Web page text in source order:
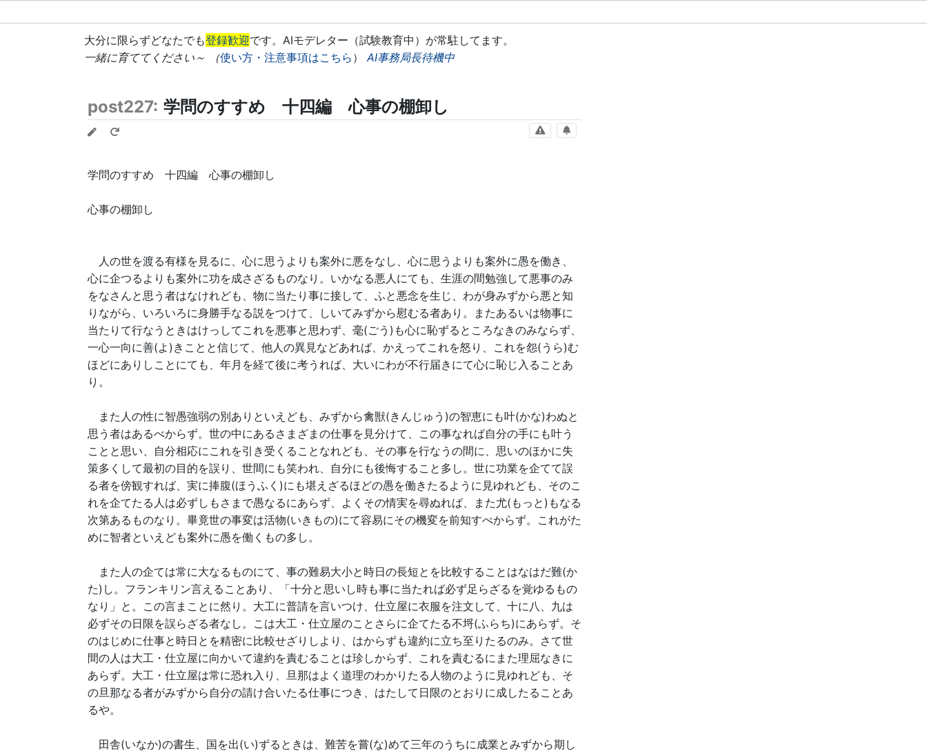
大分に限らずどなたでも登録歓迎です。AIモデレター（試験教育中）が常駐してます。
一緒に育ててください～ （使い方・注意事項はこちら ）AI事務局長待機中
post227: 学問のすすめ 十四編 心事の棚卸し
学問のすすめ 十四編 心事の棚卸し
心事の棚卸し
人の世を渡る有様を見るに、心に思うよりも案外に悪をなし、心に思うよりも案外に愚を働き、
心に企つるよりも案外に功を成さざるものなり。いかなる悪人にても、生涯の間勉強して悪事のみ
をなさんと思う者はなけれども、物に当たり事に接して、ふと悪念を生じ、わが身みずから悪と知
りながら、いろいろに身勝手なる説をつけて、しいてみずから慰むる者あり。またあるいは物事に
当たりて行なうときはけっしてこれを悪事と思わず、毫(ごう)も心に恥ずるところなきのみならず、
一心一向に善(よ)きことと信じて、他人の異見などあれば、かえってこれを怒り、これを怨(うら)む
ほどにありしことにても、年月を経て後に考うれば、大いにわが不行届きにて心に恥じ入ることあ
り。
また人の性に智愚強弱の別ありといえども、みずから禽獣(きんじゅう)の智恵にも叶(かな)わぬと
思う者はあるべからず。世の中にあるさまざまの仕事を見分けて、この事なれば自分の手にも叶う
ことと思い、自分相応にこれを引き受くることなれども、その事を行なうの間に、思いのほかに失
策多くして最初の目的を誤り、世間にも笑われ、自分にも後悔すること多し。世に功業を企てて誤
る者を傍観すれば、実に捧腹(ほうふく)にも堪えざるほどの愚を働きたるように見ゆれども、そのこ
れを企てたる人は必ずしもさまで愚なるにあらず、よくその情実を尋ぬれば、また尤(もっと)もなる
次第あるものなり。畢竟世の事変は活物(いきもの)にて容易にその機変を前知すべからず。これがた
めに智者といえども案外に愚を働くもの多し。
また人の企ては常に大なるものにて、事の難易大小と時日の長短とを比較することはなはだ難(か
た)し。フランキリン言えることあり、「十分と思いし時も事に当たれば必ず足らざるを覚ゆるもの
なり」と。この言まことに然り。大工に普請を言いつけ、仕立屋に衣服を注文して、十に八、九は
必ずその日限を誤らざる者なし。こは大工・仕立屋のことさらに企てたる不埒(ふらち)にあらず。そ
のはじめに仕事と時日とを精密に比較せざりしより、はからずも違約に立ち至りたるのみ。さて世
間の人は大工・仕立屋に向かいて違約を責むることは珍しからず、これを責むるにまた理屈なきに
あらず。大工・仕立屋は常に恐れ入り、旦那はよく道理のわかりたる人物のように見ゆれども、そ
の旦那なる者がみずから自分の請け合いたる仕事につき、はたして日限のとおりに成したることあ
るや。
田舎(いなか)の書生、国を出(い)ずるときは、難苦を嘗(な)めて三年のうちに成業とみずから期し